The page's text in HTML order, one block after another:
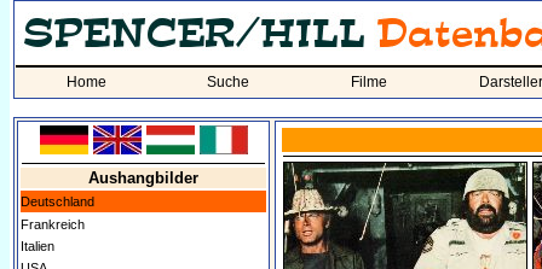
Home Suche Filme Darsteller
Aushangbilder
Deutschland
Frankreich
Italien